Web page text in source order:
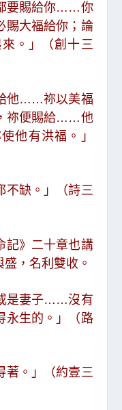
要賜給你……你
大福給你；論
。」（創十三
他……祢以美福
祢便賜給……他
他有洪福。」
不缺。」（詩三
記》二十章也講
，名利雙收。
是妻子……沒有
永生的。」（路
著。」（約壹三